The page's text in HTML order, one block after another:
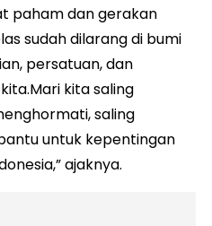
paham dan gerakan
sudah dilarang di bumi
persatuan, dan
kita saling
saling
untuk kepentingan
ajaknya.